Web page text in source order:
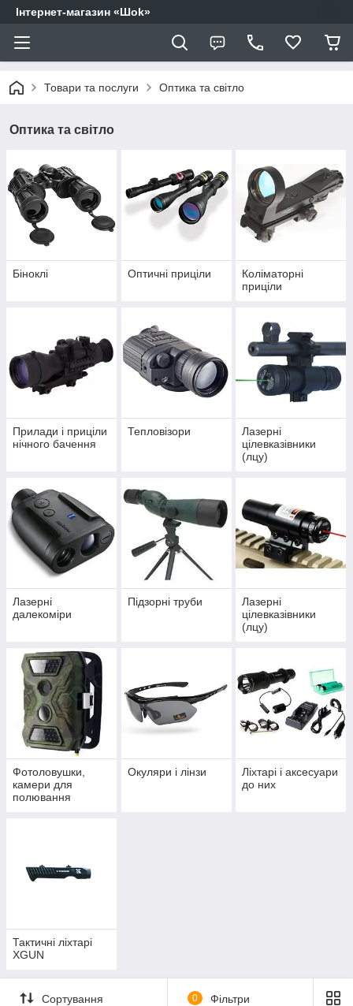
Інтернет-магазин «Шоk»
Товари та послуги Оптика та світло
Оптика та світло
Біноклі Оптичні приціли
Коліматорні
приціли
Прилади і приціли
нічного бачення
Тепловізори
Лазерні
цілевказівники
(лцу)
Лазерні
далекоміри
Підзорні труби
Лазерні
цілевказівники
(лцу)
Фотоловушки,
камери для
полювання
Окуляри і лінзи
Ліхтарі і аксесуари
до них
Тактичні ліхтарі
XGUN
Сортування 0 Фільтри